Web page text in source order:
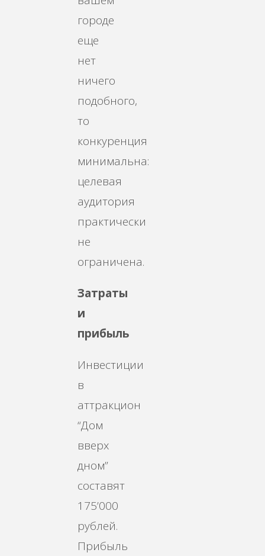
городе
еще
нет
ничего
подобного,
то
конкуренция
минимальна:
целевая
аудитория
практически
не
ограничена.
Затраты
и
прибыль
Инвестиции
в
аттракцион
“Дом
вверх
дном”
составят
175’000
рублей.
Прибыль